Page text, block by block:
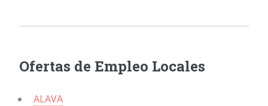
Ofertas de Empleo Locales
ALAVA